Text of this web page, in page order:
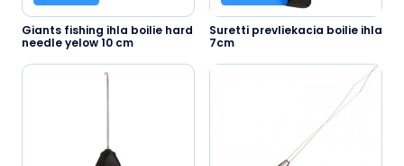
Giants fishing ihla boilie hard
needle yelow 10 cm
Suretti prevliekacia boilie ihla
7cm